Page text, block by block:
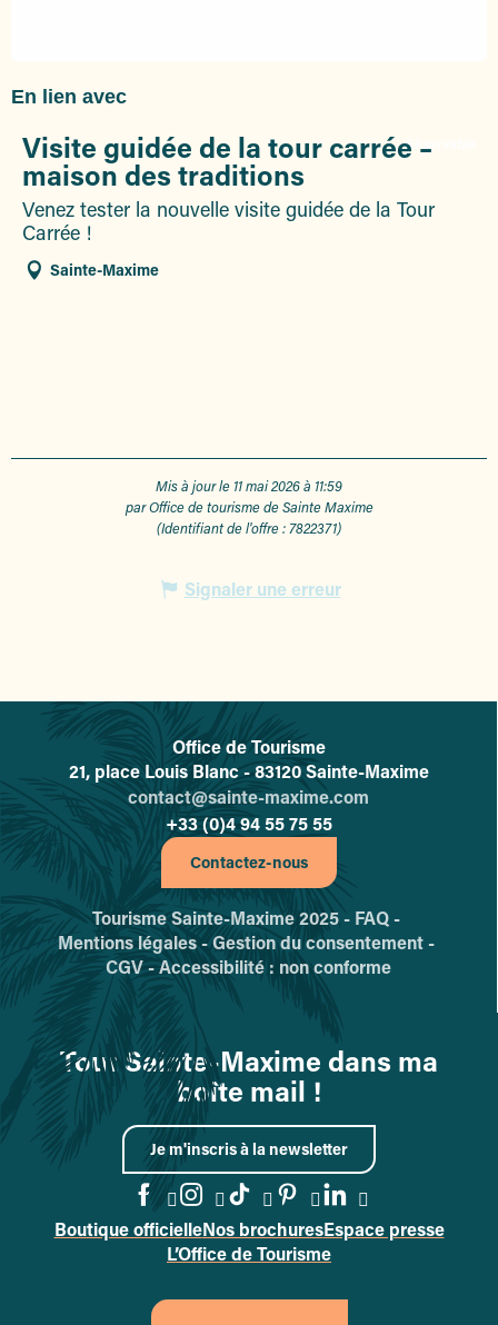
En lien avec
Visite guidée de la tour carrée –
maison des traditions
Venez tester la nouvelle visite guidée de la Tour
Carrée !
Sainte-Maxime
Réservable
Mis à jour le 11 mai 2026 à 11:59
par Office de tourisme de Sainte Maxime
(Identifiant de l'offre : 7822371)
Signaler une erreur
L'office de tourisme de Sainte-
Office de Tourisme
21, place Louis Blanc - 83120 Sainte-Maxime
contact@sainte-maxime.com
+33 (0)4 94 55 75 55
Contactez-nous
Tourisme Sainte-Maxime 2025 - FAQ -
Mentions légales -Gestion du consentement -
CGV -Accessibilité : non conforme
Tout Sainte-Maxime dans ma
boîte mail !
Je m'inscris à la newsletter
Accéder à la page Facebook
Accéder à la page
Accéder à la page
Accéder à la
Accéder à la
Boutique officielleNos brochuresEspace presse
L’Office de Tourisme